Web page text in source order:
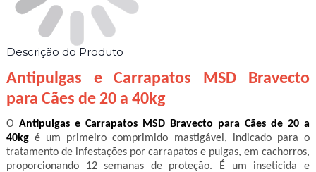
Descrição do Produto
Antipulgas e Carrapatos MSD Bravecto
para Cães de 20 a 40kg
O Antipulgas e Carrapatos MSD Bravecto para Cães de 20 a
40kg é um primeiro comprimido mastigável, indicado para o
tratamento de infestações por carrapatos e pulgas, em cachorros,
proporcionando 12 semanas de proteção. É um inseticida e